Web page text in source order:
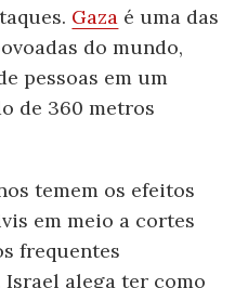
Gaza é uma das
do mundo,
pessoas em um
de 360 metros
temem os efeitos
em meio a cortes
frequentes
Israel alega ter como